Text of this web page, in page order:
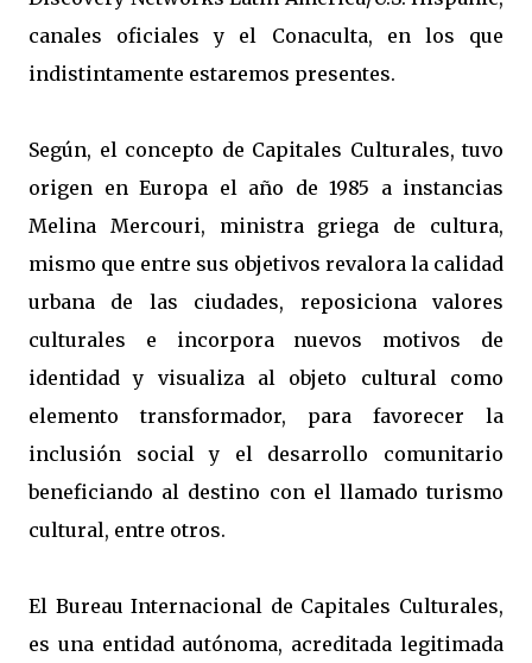
canales oficiales y el Conaculta, en los que
indistintamente estaremos presentes.
Según, el concepto de Capitales Culturales, tuvo
origen en Europa el año de 1985 a instancias
Melina Mercouri, ministra griega de cultura,
mismo que entre sus objetivos revalora la calidad
urbana de las ciudades, reposiciona valores
culturales e incorpora nuevos motivos de
identidad y visualiza al objeto cultural como
elemento transformador, para favorecer la
inclusión social y el desarrollo comunitario
beneficiando al destino con el llamado turismo
cultural, entre otros.
El Bureau Internacional de Capitales Culturales,
es una entidad autónoma, acreditada legitimada